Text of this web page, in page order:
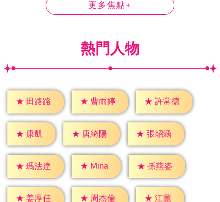
更多焦點+
熱門人物
★ 田路路 ★ 曹雨婷 ★ 許常德
★ 康凱 ★ 唐綺陽 ★ 張韶涵
★ 瑪法達 ★ Mina ★ 孫燕姿
★ 姜厚任 ★ 周杰倫 ★ 江蕙